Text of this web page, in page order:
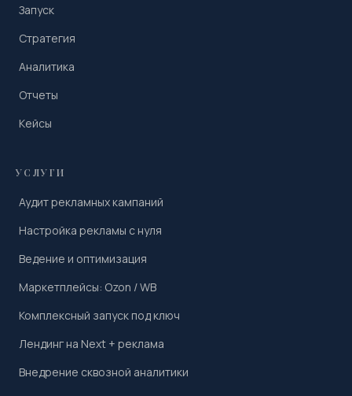
Запуск
Стратегия
Аналитика
Отчеты
Кейсы
УСЛУГИ
Аудит рекламных кампаний
Настройка рекламы с нуля
Ведение и оптимизация
Маркетплейсы: Ozon / WB
Комплексный запуск под ключ
Лендинг на Next + реклама
Внедрение сквозной аналитики